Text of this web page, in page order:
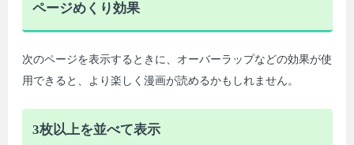
ページめくり効果
次のページを表示するときに、オーバーラップなどの効果が使
用できると、より楽しく漫画が読めるかもしれません。
3枚以上を並べて表示